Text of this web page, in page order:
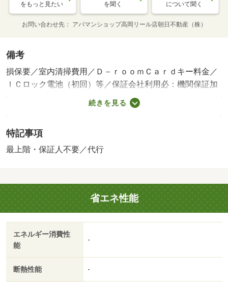
をもっと見たい を聞く について聞く
お問い合わせ先 アパマンショップ高岡リール店朝日不動産（株）
備考
損保要／室内清掃費用／Ｄ－ｒｏｏｍＣａｒｄキー料金／
ＩＣロック電池（初回）等／保証会社利用必：機関保証加
入必須。 機関保証料は月額賃料等総額の３．４％＋８０
０円／月（その他商品あり）／［退去時費用 退去費用実
にエアコンクリーニング費用を含みます。 保証会社：
株式会社イントラスト／バストイレ別／バルコニー／エア
ックス／システムキッチン／追焚機能浴室／温水洗浄便座
／脱衣所／洗面所独立／洗面化粧台／２口コンロ／駐輪場
／宅配ボックス／押入／ＣＡＴＶ／光ファイバー／最上階
／敷金不要／ＩＨクッキングヒーター／照明付／保証人不
要／物置／ネット使用料不要／トランクルーム／複層ガラ
ス／２駅利用可／駅徒歩５分以内／駅徒歩１０分以内／融
Ｓ／高速ネット対応／保証会社利用可／アルビス（株）／
続きを見る
特記事項
最上階・保証人不要／代行
省エネ性能
エネルギー消費性
能
-
断熱性能 -